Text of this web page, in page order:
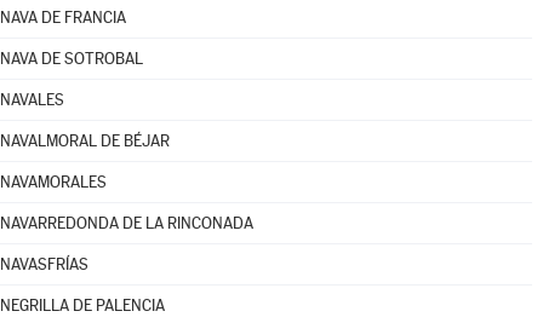
NAVA DE FRANCIA
NAVA DE SOTROBAL
NAVALES
NAVALMORAL DE BÉJAR
NAVAMORALES
NAVARREDONDA DE LA RINCONADA
NAVASFRÍAS
NEGRILLA DE PALENCIA